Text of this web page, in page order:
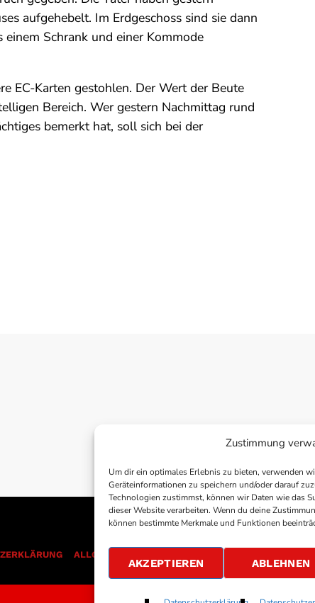
Zustimmung
Um dir ein optimales Erlebnis zu bieten, verwenden
Geräteinformationen zu speichern und/oder darauf
Technologien zustimmst, können wir Daten wie das
dieser Website verarbeiten. Wenn du deine
können bestimmte Merkmale und Funktionen
AKZEPTIEREN ABLEHNEN
aufgehebelt. Im Erdgeschoss sind sie dann
Schrank und einer Kommode
EC-Karten gestohlen. Der Wert der Beute
Bereich. Wer gestern Nachmittag rund
bemerkt hat, soll sich bei der